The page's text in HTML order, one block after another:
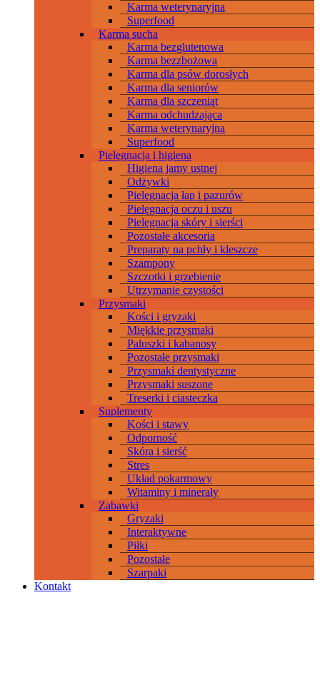
Karma weterynaryjna
Superfood
Karma sucha
Karma bezglutenowa
Karma bezzbożowa
Karma dla psów dorosłych
Karma dla seniorów
Karma dla szczeniąt
Karma odchudzająca
Karma weterynaryjna
Superfood
Pielęgnacja i higiena
Higiena jamy ustnej
Odżywki
Pielęgnacja łap i pazurów
Pielęgnacja oczu i uszu
Pielęgnacja skóry i sierści
Pozostałe akcesoria
Preparaty na pchły i kleszcze
Szampony
Szczotki i grzebienie
Utrzymanie czystości
Przysmaki
Kości i gryzaki
Miękkie przysmaki
Paluszki i kabanosy
Pozostałe przysmaki
Przysmaki dentystyczne
Przysmaki suszone
Treserki i ciasteczka
Suplementy
Kości i stawy
Odporność
Skóra i sierść
Stres
Układ pokarmowy
Witaminy i minerały
Zabawki
Gryzaki
Interaktywne
Piłki
Pozostałe
Szarpaki
Kontakt